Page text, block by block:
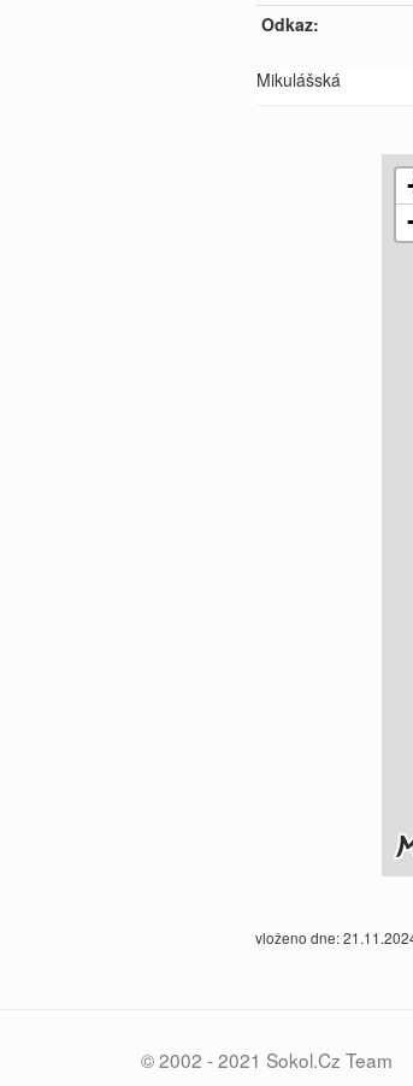
Odkaz:
Mikulášská
vloženo dne:
© 2002 - 2021 Sokol.Cz Team